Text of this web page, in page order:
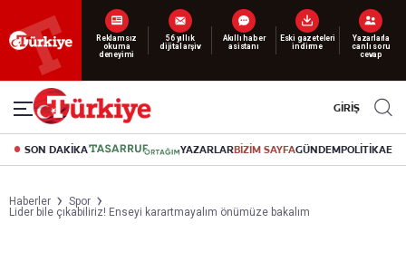
Reklamsız
okuma
deneyimi
56 yıllık
dijital arşiv
Akıllı haber
asistanı
Eski gazeteleri
indirme
Yazarlarla
canlı soru
cevap
GİRİŞ
SON DAKİKA YAZARLARBİZİM SAYFAGÜNDEMPOLİTİKA
Haberler
Spor
Lider bile çıkabiliriz! Enseyi karartmayalım önümüze bakalım